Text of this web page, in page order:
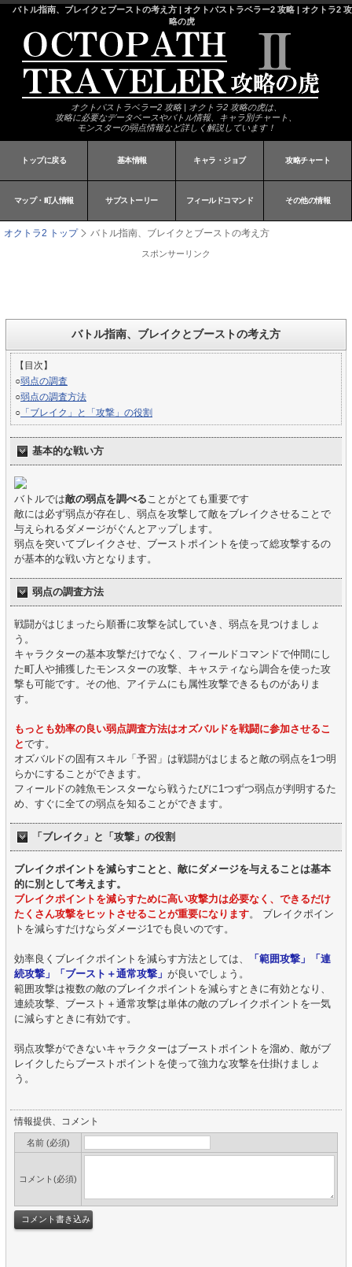
バトル指南、ブレイクとブーストの考え方 | オクトパストラベラー2 攻略 | オクトラ2 攻
略の虎
オクトパストラベラー2 攻略 | オクトラ2 攻略の虎は、
攻略に必要なデータベースやバトル情報、キャラ別チャート、
モンスターの弱点情報など詳しく解説しています！
トップに戻る 基本情報 キャラ・ジョブ 攻略チャート
マップ・町人情報 サブストーリー フィールドコマンド その他の情報
オクトラ2 トップ バトル指南、ブレイクとブーストの考え方
スポンサーリンク
バトル指南、ブレイクとブーストの考え方
【目次】
○弱点の調査
○弱点の調査方法
○ 「ブレイク」と「攻撃」の役割
基本的な戦い方
バトルでは敵の弱点を調べることがとても重要です
敵には必ず弱点が存在し、弱点を攻撃して敵をブレイクさせることで
与えられるダメージがぐんとアップします。
弱点を突いてブレイクさせ、ブーストポイントを使って総攻撃するの
が基本的な戦い方となります。
弱点の調査方法
戦闘がはじまったら順番に攻撃を試していき、弱点を見つけましょ
う。
キャラクターの基本攻撃だけでなく、フィールドコマンドで仲間にし
た町人や捕獲したモンスターの攻撃、キャスティなら調合を使った攻
撃も可能です。その他、アイテムにも属性攻撃できるものがありま
す。
もっとも効率の良い弱点調査方法はオズバルドを戦闘に参加させるこ
とです。
オズバルドの固有スキル「予習」は戦闘がはじまると敵の弱点を1つ明
らかにすることができます。
フィールドの雑魚モンスターなら戦うたびに1つずつ弱点が判明するた
め、すぐに全ての弱点を知ることができます。
「ブレイク」と「攻撃」の役割
ブレイクポイントを減らすことと、敵にダメージを与えることは基本
的に別として考えます。
ブレイクポイントを減らすために高い攻撃力は必要なく、できるだけ
たくさん攻撃をヒットさせることが重要になります。 ブレイクポイン
トを減らすだけならダメージ1でも良いのです。
効率良くブレイクポイントを減らす方法としては、
「範囲攻撃」「連
続攻撃」「ブースト＋通常攻撃」 が良いでしょう。
範囲攻撃は複数の敵のブレイクポイントを減らすときに有効となり、
連続攻撃、ブースト＋通常攻撃は単体の敵のブレイクポイントを一気
に減らすときに有効です。
弱点攻撃ができないキャラクターはブーストポイントを溜め、敵がブ
レイクしたらブーストポイントを使って強力な攻撃を仕掛けましょ
う。
情報提供、コメント
名前 (必須)
コメント(必須)